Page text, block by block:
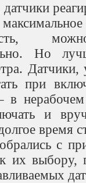
Но
Датчики,
при
нерабочем
и
время
с
их выбору,